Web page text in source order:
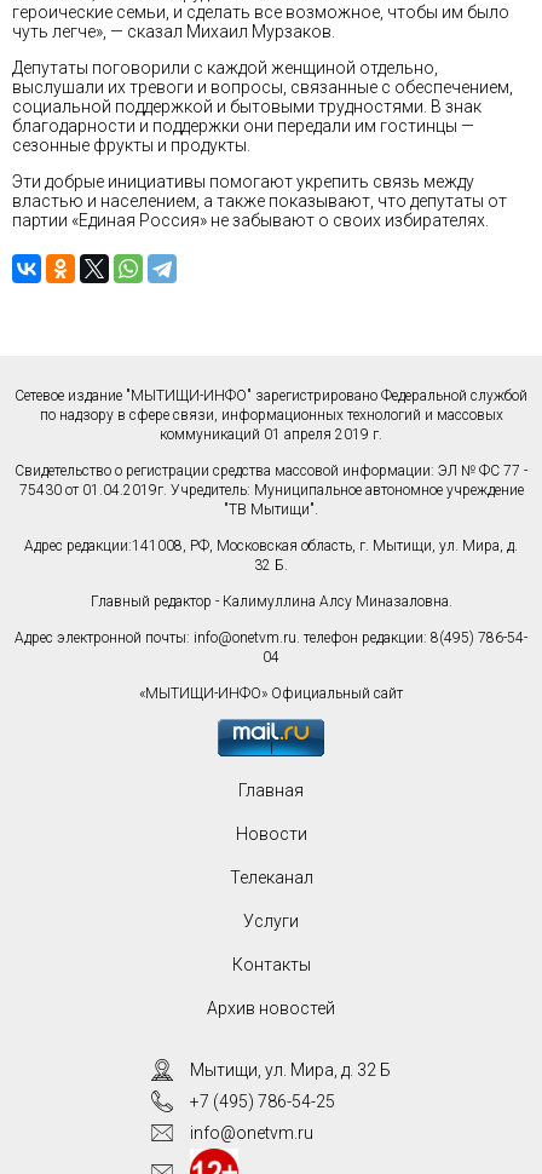
героические семьи, и сделать все возможное, чтобы им было
чуть легче», — сказал Михаил Мурзаков.
Депутаты поговорили с каждой женщиной отдельно,
выслушали их тревоги и вопросы, связанные с обеспечением,
социальной поддержкой и бытовыми трудностями. В знак
благодарности и поддержки они передали им гостинцы —
сезонные фрукты и продукты.
Эти добрые инициативы помогают укрепить связь между
властью и населением, а также показывают, что депутаты от
партии «Единая Россия» не забывают о своих избирателях.
Сетевое издание "МЫТИЩИ-ИНФО" зарегистрировано Федеральной службой
по надзору в сфере связи, информационных технологий и массовых
коммуникаций 01 апреля 2019 г.
Свидетельство о регистрации средства массовой информации: ЭЛ № ФС 77 -
75430 от 01.04.2019г. Учредитель: Муниципальное автономное учреждение
"ТВ Мытищи".
Адрес редакции:141008, РФ, Московская область, г. Мытищи, ул. Мира, д.
32 Б.
Главный редактор - Калимуллина Алсу Миназаловна.
Адрес электронной почты: info@onetvm.ru. телефон редакции: 8(495) 786-54-
04
«МЫТИЩИ-ИНФО» Официальный сайт
Главная
Новости
Телеканал
Услуги
Контакты
Архив новостей
Мытищи, ул. Мира, д. 32 Б
+7 (495) 786-54-25
info@onetvm.ru